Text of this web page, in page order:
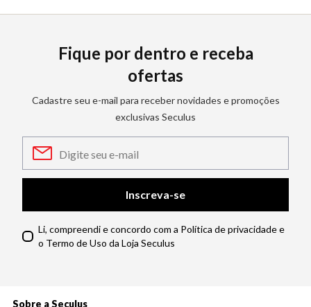
Fique por dentro e receba
ofertas
Cadastre seu e-mail para receber novidades e promoções
exclusivas Seculus
Inscreva-se
Li, compreendi e concordo com a Política de privacidade e
o Termo de Uso da Loja Seculus
Sobre a Seculus